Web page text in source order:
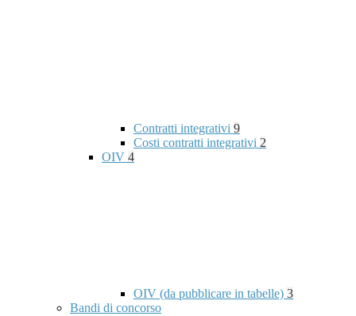
Contratti integrativi 9
Costi contratti integrativi 2
OIV 4
OIV (da pubblicare in tabelle) 3
Bandi di concorso